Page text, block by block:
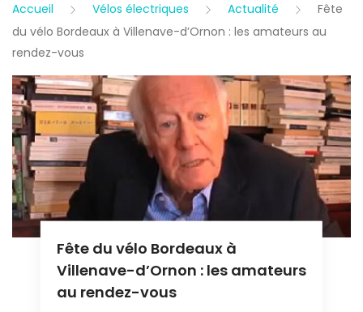
Accueil Vélos électriques Actualité
Fête
du vélo Bordeaux à Villenave-d’Ornon : les amateurs au
rendez-vous
Fête du vélo Bordeaux à
Villenave-d’Ornon : les amateurs
au rendez-vous